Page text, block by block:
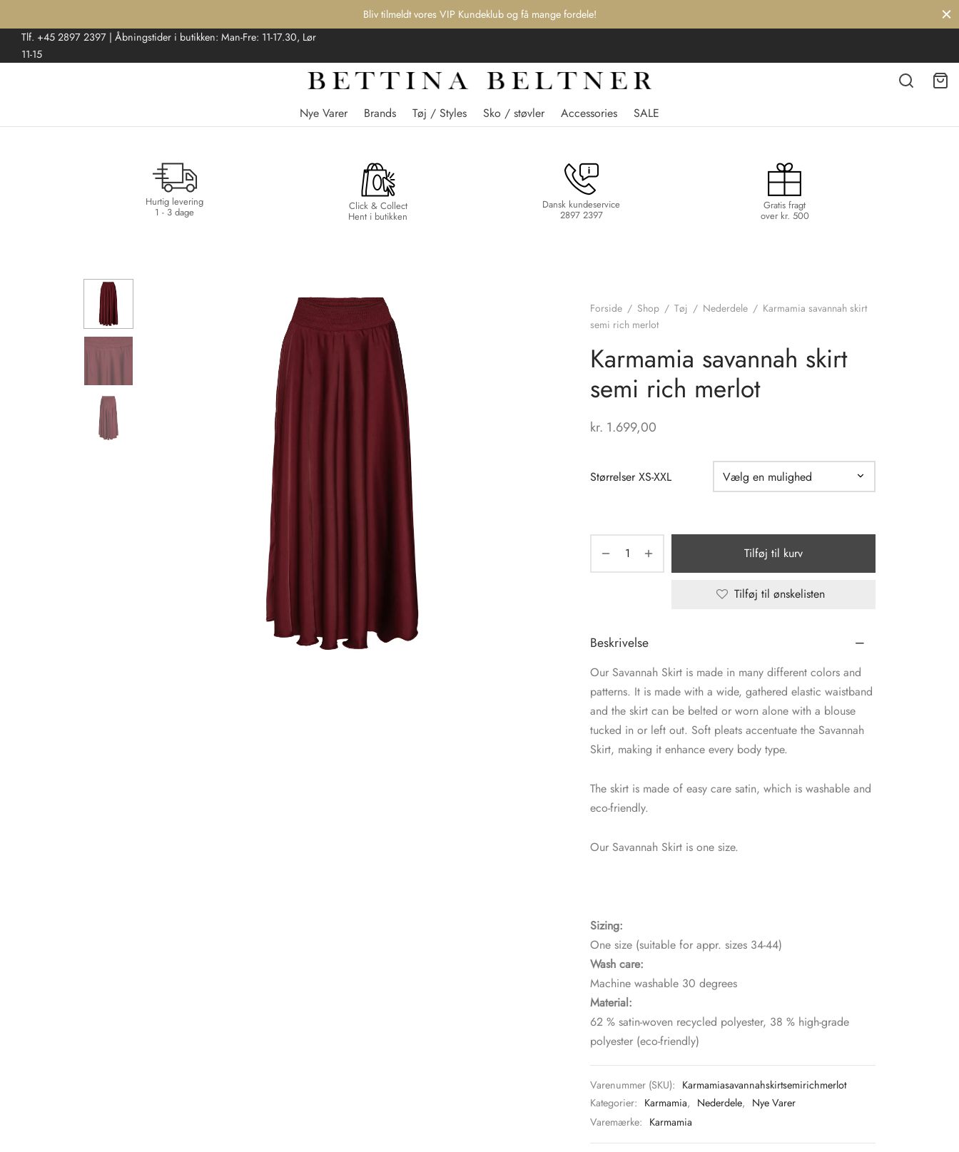
Bliv tilmeldt vores VIP Kundeklub og få mange fordele!
Tlf. +45 2897 2397 | Åbningstider i butikken: Man-Fre: 11-17.30, Lør
11-15
Nye Varer Brands Tøj / Styles Sko / støvler Accessories SALE
Hurtig levering
1 - 3 dage Click & Collect
Hent i butikken
Dansk kundeservice
2897 2397
Gratis fragt
over kr. 500
Forside / Shop / Tøj / Nederdele / Karmamia savannah skirt
semi rich merlot
Karmamia savannah skirt
semi rich merlot
kr. 1.699,00
Størrelser XS-XXL
Tilføj til kurv
Tilføj til ønskelisten
Beskrivelse
Our Savannah Skirt is made in many different colors and
patterns. It is made with a wide, gathered elastic waistband
and the skirt can be belted or worn alone with a blouse
tucked in or left out. Soft pleats accentuate the Savannah
Skirt, making it enhance every body type.
The skirt is made of easy care satin, which is washable and
eco-friendly.
Our Savannah Skirt is one size.
Sizing:
One size (suitable for appr. sizes 34-44)
Wash care:
Machine washable 30 degrees
Material:
62 % satin-woven recycled polyester, 38 % high-grade
polyester (eco-friendly)
Varenummer (SKU): Karmamiasavannahskirtsemirichmerlot
Kategorier: Karmamia, Nederdele, Nye Varer
Varemærke: Karmamia